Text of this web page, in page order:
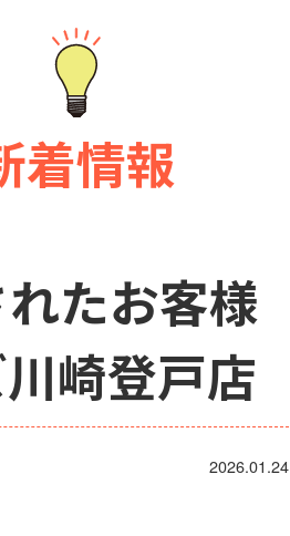
着情報
たお客様
崎登戸店
2026.01.24